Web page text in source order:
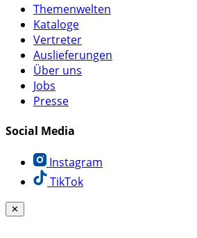
Themenwelten
Kataloge
Vertreter
Auslieferungen
Über uns
Jobs
Presse
Social Media
Instagram
TikTok
✕